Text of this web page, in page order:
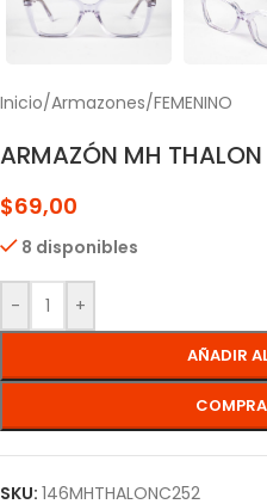
Inicio/Armazones/FEMENINO
ARMAZÓN MH
$69,00
8 disponibles
- +
AÑADIR
SKU: 146MHTHALONC252